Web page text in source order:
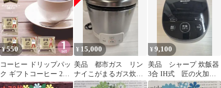
人気 プチギフト お世話
になりました 大量 詰め
合わせ メッセージ プレ
ゼント 引越し
装 プチギフト おしゃれ
ギフト 美味しい 高級感
人気 退職 プレゼント
お礼 お返し 産休 転勤
挨拶 ホテル オフィス
¥550
コーヒー ドリップパッ
ク ギフトコーヒー 2個
入り シアトルブレンド
¥ 15,000
美品 都市ガス リン
ナイこがまるガス炊飯
器3合 保温付 最終値
¥9,100
美品 シャープ 炊飯器
3合 IH式 匠の火加
減 最終値下げ